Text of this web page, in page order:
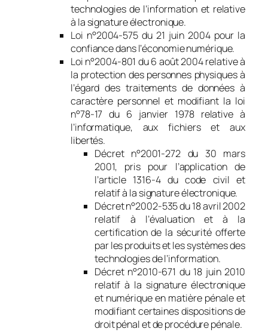
technologies de l’information et relative
à la signature électronique.
Loi n°2004-575 du 21 juin 2004 pour la
confiance dans l’économie numérique.
Loi n°2004-801 du 6 août 2004 relative à
la protection des personnes physiques à
l’égard des traitements de données à
caractère personnel et modifiant la loi
n°78-17 du 6 janvier 1978 relative à
l’informatique, aux fichiers et aux
libertés.
Décret n°2001-272 du 30 mars
2001, pris pour l’application de
l’article 1316-4 du code civil et
relatif à la signature électronique.
Décret n°2002-535 du 18 avril 2002
relatif à l’évaluation et à la
certification de la sécurité offerte
par les produits et les systèmes des
technologies de l’information.
Décret n°2010-671 du 18 juin 2010
relatif à la signature électronique
et numérique en matière pénale et
modifiant certaines dispositions de
droit pénal et de procédure pénale.